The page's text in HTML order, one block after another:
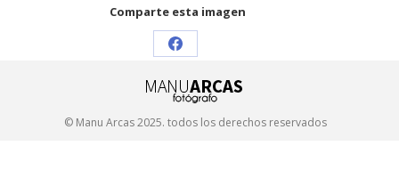
Comparte esta imagen
Share
on
Facebook
© Manu Arcas 2025. todos los derechos reservados